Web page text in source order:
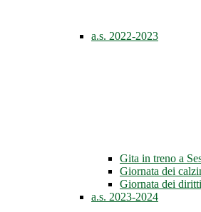
a.s. 2022-2023
Gita in treno a
Giornata dei
Giornata dei
a.s. 2023-2024